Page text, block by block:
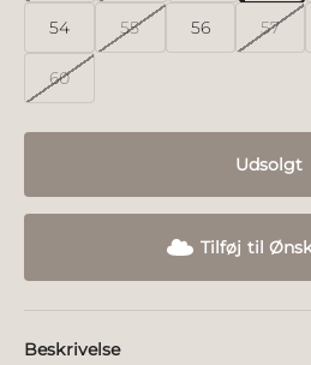
54 55 56 57
60
Udsolgt
Tilføj til
Beskrivelse